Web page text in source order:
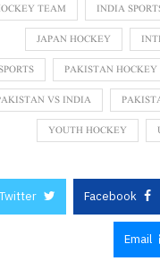
INDIA
TEAM
JAPAN HOCKEY
PAKISTAN HOCKEY
VS INDIA
YOUTH HOCKEY
Facebook
Twitter
Email